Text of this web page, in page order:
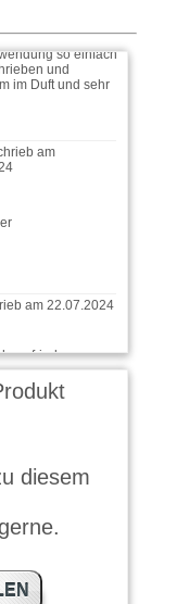
und
im Duft und sehr
vor lässigen
wie …weiter
wie gut es
am
diesem